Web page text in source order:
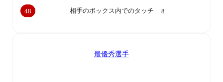
相手のボックス内でのタッチ
48 8
最優秀選手